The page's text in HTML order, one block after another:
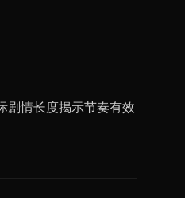
剧情长度揭示节奏有效